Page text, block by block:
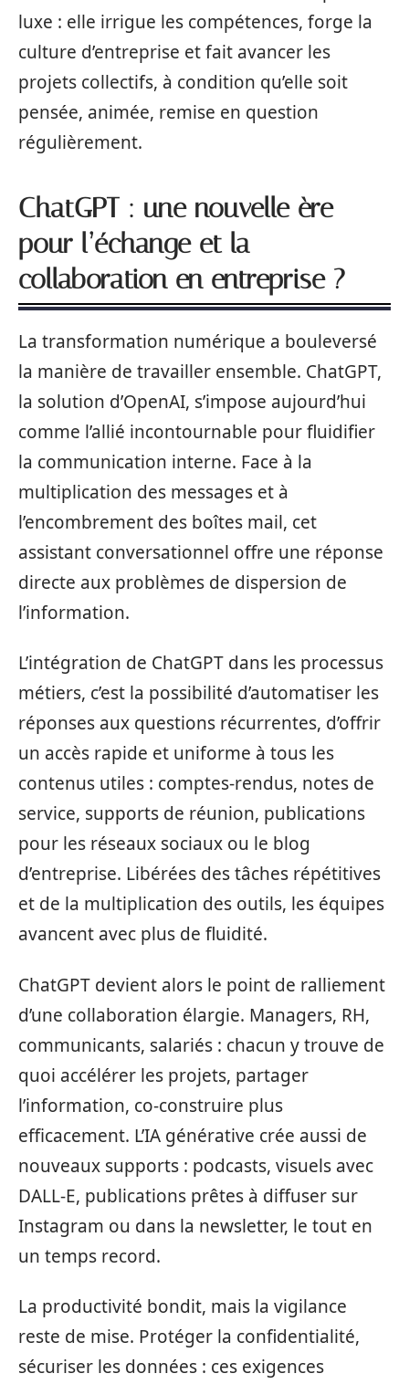
luxe : elle irrigue les compétences, forge la
culture d’entreprise et fait avancer les
projets collectifs, à condition qu’elle soit
pensée, animée, remise en question
régulièrement.
ChatGPT : une nouvelle ère
pour l’échange et la
collaboration en entreprise ?
La transformation numérique a bouleversé
la manière de travailler ensemble. ChatGPT,
la solution d’OpenAI, s’impose aujourd’hui
comme l’allié incontournable pour fluidifier
la communication interne. Face à la
multiplication des messages et à
l’encombrement des boîtes mail, cet
assistant conversationnel offre une réponse
directe aux problèmes de dispersion de
l’information.
L’intégration de ChatGPT dans les processus
métiers, c’est la possibilité d’automatiser les
réponses aux questions récurrentes, d’offrir
un accès rapide et uniforme à tous les
contenus utiles : comptes-rendus, notes de
service, supports de réunion, publications
pour les réseaux sociaux ou le blog
d’entreprise. Libérées des tâches répétitives
et de la multiplication des outils, les équipes
avancent avec plus de fluidité.
ChatGPT devient alors le point de ralliement
d’une collaboration élargie. Managers, RH,
communicants, salariés : chacun y trouve de
quoi accélérer les projets, partager
l’information, co-construire plus
efficacement. L’IA générative crée aussi de
nouveaux supports : podcasts, visuels avec
DALL-E, publications prêtes à diffuser sur
Instagram ou dans la newsletter, le tout en
un temps record.
La productivité bondit, mais la vigilance
reste de mise. Protéger la confidentialité,
sécuriser les données : ces exigences